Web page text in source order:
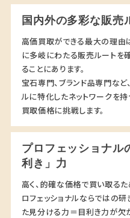
国内外の多彩な販売
高価買取ができる最大の理由
に多岐にわたる販売ルートを
ることにあります。
宝石専門、ブランド品専門など
ルに特化したネットワークを
買取価格に挑戦します。
プロフェッショナル
利き」力
高く、的確な価格で買い取るた
ロフェッショナルならではの
た見分ける力＝目利き力が欠